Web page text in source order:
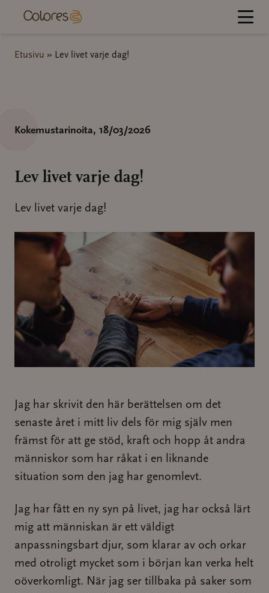
sisältöön
Etusivu » Lev livet varje dag!
Kokemustarinoita, 18/03/2026
Lev livet varje dag!
Lev livet varje dag!
Jag har skrivit den här berättelsen om det
senaste året i mitt liv dels för mig själv men
främst för att ge stöd, kraft och hopp åt andra
människor som har råkat i en liknande
situation som den jag har genomlevt.
Jag har fått en ny syn på livet, jag har också lärt
mig att människan är ett väldigt
anpassningsbart djur, som klarar av och orkar
med otroligt mycket som i början kan verka helt
oöverkomligt. När jag ser tillbaka på saker som